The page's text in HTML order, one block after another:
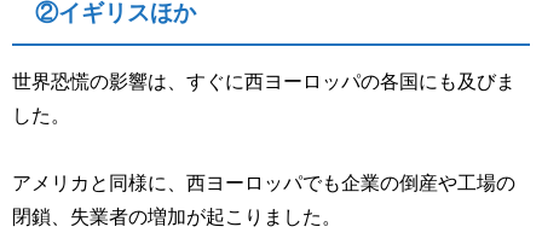
②イギリスほか
世界恐慌の影響は、すぐに西ヨーロッパの各国にも及びま
した。
アメリカと同様に、西ヨーロッパでも企業の倒産や工場の
閉鎖、失業者の増加が起こりました。